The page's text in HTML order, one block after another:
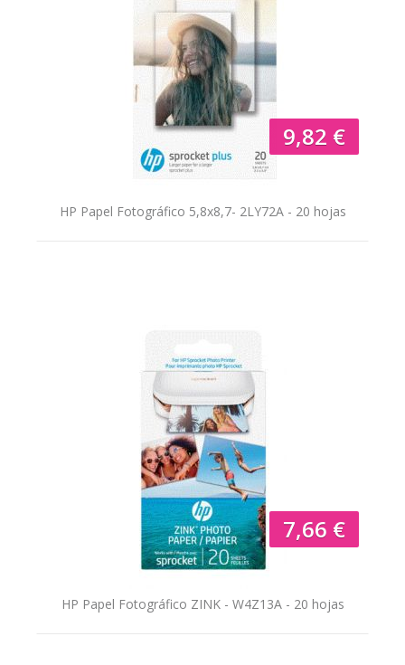
9,82 €
HP Papel Fotográfico 5,8x8,7- 2LY72A - 20 hojas
7,66 €
HP Papel Fotográfico ZINK - W4Z13A - 20 hojas